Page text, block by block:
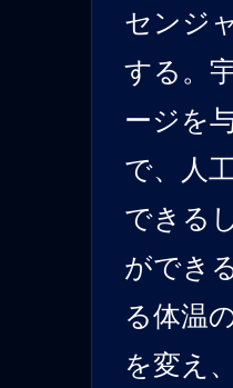
センジ
する。
ージを
で、人
できる
ができ
る体温
を変え